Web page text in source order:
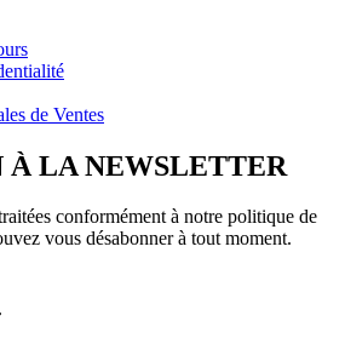
de Ventes
À LA NEWSLETTER
conformément à notre politique de
vous désabonner à tout moment.